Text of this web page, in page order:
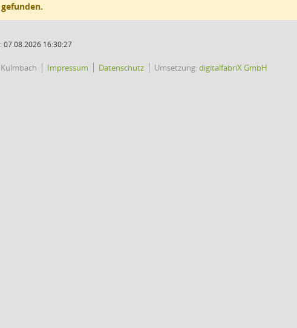
16:30:27
Impressum Datenschutz Umsetzung:digitalfabriX GmbH